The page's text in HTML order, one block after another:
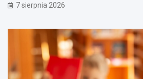
7 sierpnia 2026